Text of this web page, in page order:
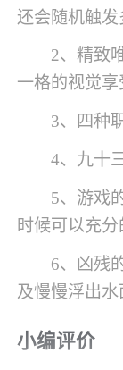
还会随机触
2、精致
一格的视觉享
3、四种
4、九十
5、游戏
时候可以充
6、凶残
及慢慢浮出水
小编评价